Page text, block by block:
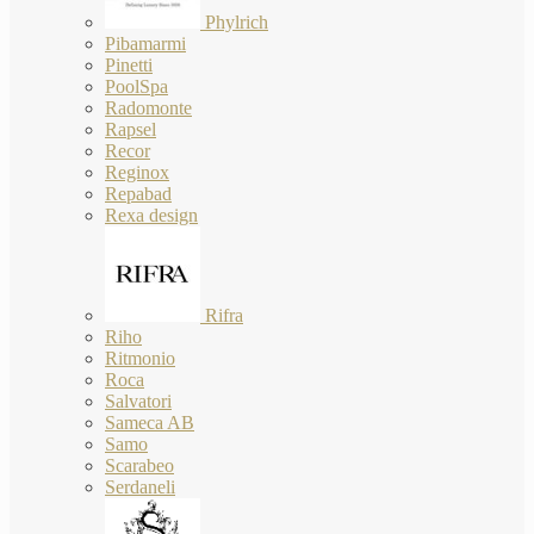
Phylrich
Pibamarmi
Pinetti
PoolSpa
Radomonte
Rapsel
Recor
Reginox
Repabad
Rexa design
Rifra
Riho
Ritmonio
Roca
Salvatori
Sameca AB
Samo
Scarabeo
Serdaneli